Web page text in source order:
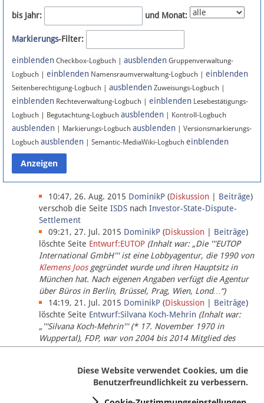
Newsletter
Bluesky
Facebook
Instagram
Anmelden
Datenschutz
Über Lobbypedia
Impressum
bis Jahr: und Monat:
Markierungs-Filter:
einblenden Checkbox-Logbuch | ausblenden Gruppenverwaltung-
Logbuch | einblenden Namensraumverwaltung-Logbuch | einblenden
Seitenberechtigung-Logbuch | ausblenden Zuweisungs-Logbuch |
einblenden Rechteverwaltung-Logbuch | einblenden Lesebestätigungs-
Logbuch | Begutachtung-Logbuch ausblenden | Kontroll-Logbuch
ausblenden | Markierungs-Logbuch ausblenden | Versionsmarkierungs-
Logbuch ausblenden | Semantic-MediaWiki-Logbuch einblenden
10:47, 26. Aug. 2015 DominikP (Diskussion Beiträge)
verschob die Seite ISDS nach Investor-State-Dispute-
Settlement
09:21, 27. Jul. 2015 DominikP (Diskussion Beiträge)
löschte Seite Entwurf:EUTOP (Inhalt war: „Die '''EUTOP
International GmbH''' ist eine Lobbyagentur, die 1990 von
Klemens Joosgegründet wurde und ihren Hauptsitz in
München hat. Nach eigenen Angaben verfügt die Agentur
über Büros in Berlin, Brüssel, Prag, Wien, Lond…“)
14:19, 21. Jul. 2015 DominikP (Diskussion Beiträge)
löschte Seite Entwurf:Silvana Koch-Mehrin (Inhalt war:
„'''Silvana Koch-Mehrin''' (* 17. November 1970 in
Wuppertal), FDP, war von 2004 bis 2014 Mitglied des
Europäischen Parlaments, seit November 2014 ist sie für
Diese Website verwendet Cookies, um die
Benutzerfreundlichkeit zu verbessern.